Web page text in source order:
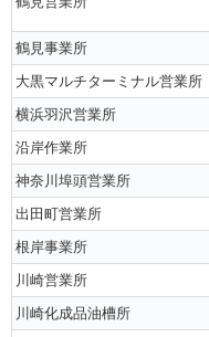
鶴見事業所
大黒マルチターミナル営業所
横浜羽沢営業所
沿岸作業所
神奈川埠頭営業所
出田町営業所
根岸事業所
川崎営業所
川崎化成品油槽所